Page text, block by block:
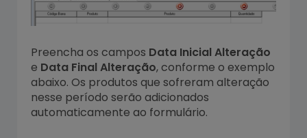
Preencha os campos Data Inicial Alteração
e Data Final Alteração, conforme o exemplo
abaixo. Os produtos que sofreram alteração
nesse período serão adicionados
automaticamente ao formulário.